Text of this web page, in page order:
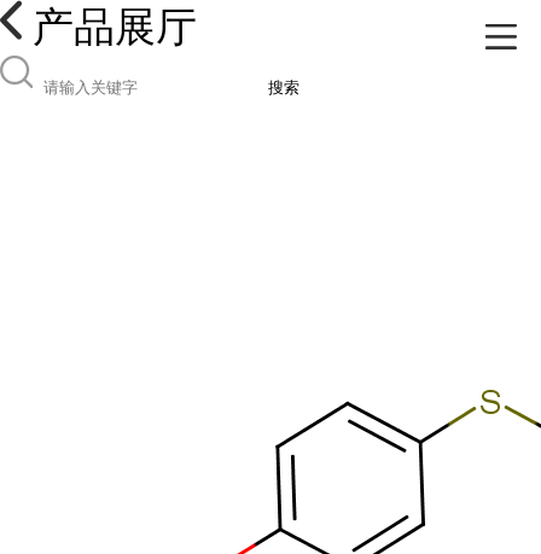
产品展厅
搜索